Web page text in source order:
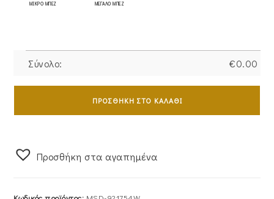
ΜΙΚΡΟ ΜΠΕΖ ΜΕΓΑΛΟ ΜΠΕΖ
Σύνολο: €0.00
Μονόπετρο
Λευκόχρυσο
Στρόγγυλη
ΠΡΟΣΘΉΚΗ ΣΤΟ ΚΑΛΆΘΙ
Προσθήκη στα αγαπημένα